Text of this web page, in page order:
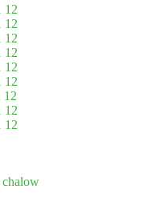
12
12
12
12
12
12
12
12
12
chalow